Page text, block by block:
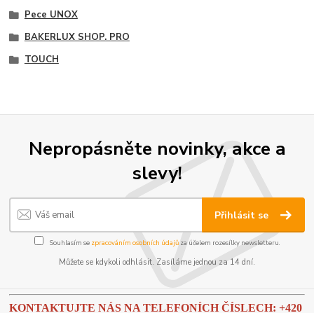
Pece UNOX
BAKERLUX SHOP. PRO
TOUCH
Nepropásněte novinky, akce a
slevy!
Přihlásit se
Souhlasím se zpracováním osobních údajůza účelem rozesílky newsletteru.
Můžete se kdykoli odhlásit. Zasíláme jednou za 14 dní.
KONTAKTUJTE NÁS NA TELEFONÍCH ČÍSLECH: +420